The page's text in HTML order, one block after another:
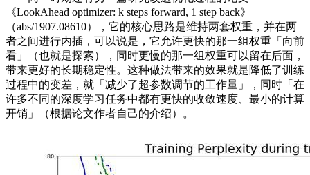
《LookAhead optimizer: k steps forward, 1 step back》
（abs/1907.08610），它的核心思路是维持两套权重，并在两
者之间进行内插，可以说是，它允许更快的那一组权重「向前
看」（也就是探索），同时更慢的那一组权重可以留在后面，
带来更好的长期稳定性。这种做法带来的效果就是降低了训练
过程中的变差，就「减少了超参数调节的工作量」，同时「在
许多不同的深度学习任务中都有更快的收敛速度、最小的计算
开销」（根据论文作者自己的介绍）。